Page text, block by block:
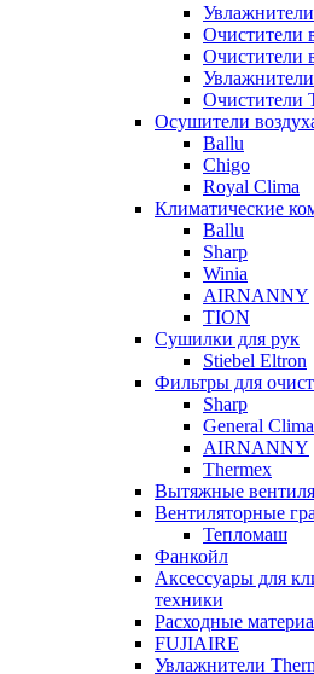
Очистители
Очистители
Очистители
Осушители
Ballu
Chigo
Royal Clima
Климатические
Ballu
Sharp
Winia
AIRNANNY
TION
Сушилки для рук
Stiebel Eltron
Фильтры для
Sharp
General
AIRNANNY
Thermex
Вытяжные
Вентиляторные
Тепломаш
Фанкойл
Аксессуары для
техники
Расходные
FUJIAIRE
Увлажнители